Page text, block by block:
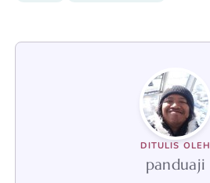
DITULIS OLEH
panduaji